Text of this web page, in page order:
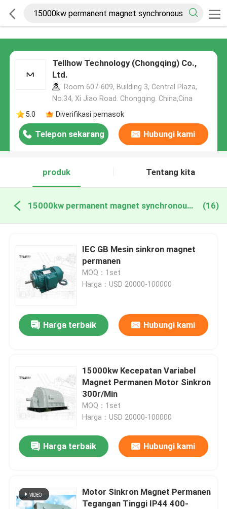
Tellhow Technology (Chongqing) Co.,
Ltd.
Room 607-609, Building 3, Central Plaza,
No.34, Xi Jiao Road. Chongqing. China,Cina
5.0
Diverifikasi pemasok
Telepon sekarang Hubungi kami
produk Tentang kita
15000kw permanent magnet synchronous motor pembuatan online (16)
IEC GB Mesin sinkron magnet
permanen
MOQ：1set
Harga：USD 20000-100000
Harga terbaik Hubungi kami
15000kw Kecepatan Variabel
Magnet Permanen Motor Sinkron
300r/Min
MOQ：1set
Harga：USD 20000-100000
Harga terbaik Hubungi kami
Motor Sinkron Magnet Permanen
Tegangan Tinggi IP44 400-